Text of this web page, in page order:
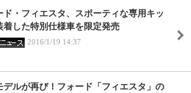
ド・フィエスタ、スポーティな専用キッ
着した特別仕様車を限定発売
2016/1/19 14:37
デルが再び！フォード「フィエスタ」の